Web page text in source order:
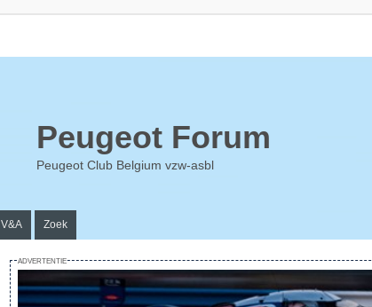
Peugeot Forum
Peugeot Club Belgium vzw-asbl
V&A Zoek
ADVERTENTIE